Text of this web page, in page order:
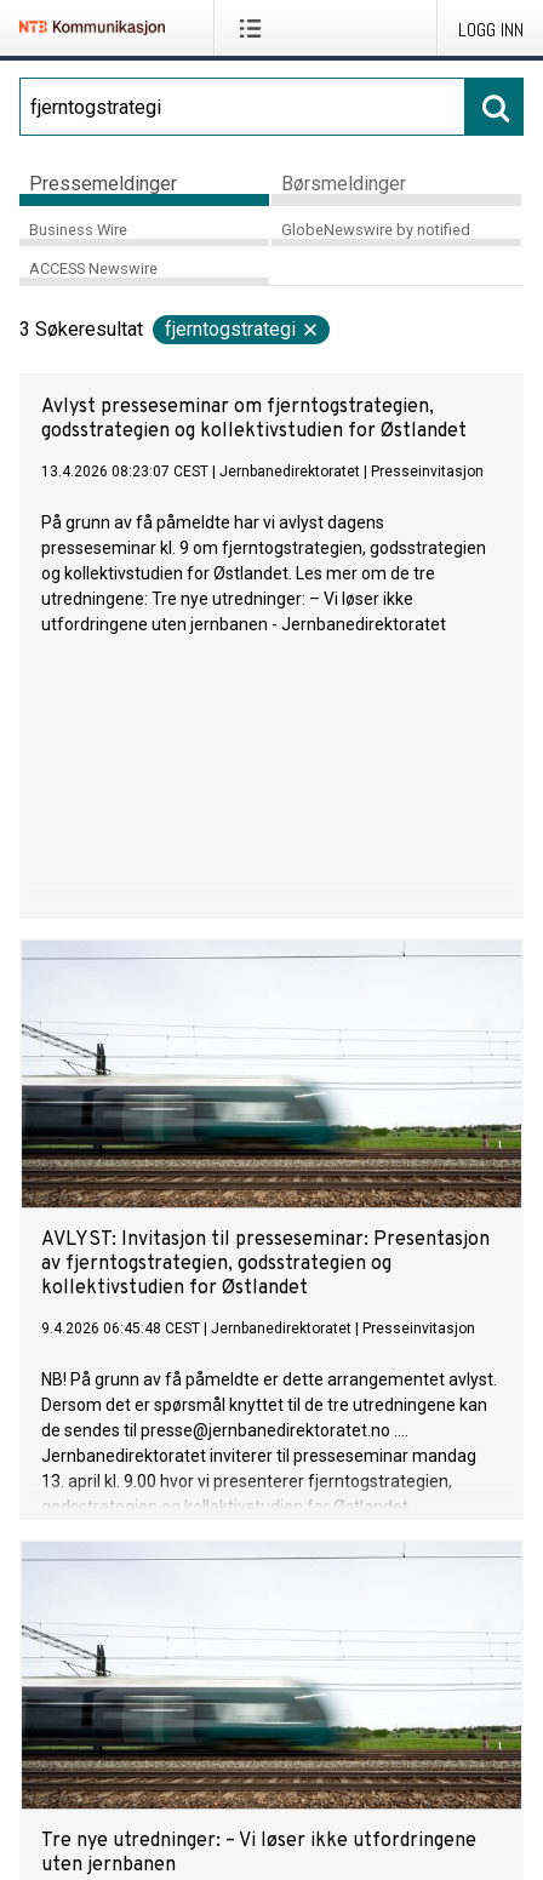
LOGG INN
Pressemeldinger Børsmeldinger
Business Wire GlobeNewswire by notified
ACCESS Newswire
3 Søkeresultat fjerntogstrategi
Avlyst presseseminar om fjerntogstrategien,
godsstrategien og kollektivstudien for Østlandet
13.4.2026 08:23:07 CEST Jernbanedirektoratet Presseinvitasjon
På grunn av få påmeldte har vi avlyst dagens
presseseminar kl. 9 om fjerntogstrategien, godsstrategien
og kollektivstudien for Østlandet. Les mer om de tre
utredningene: Tre nye utredninger: – Vi løser ikke
utfordringene uten jernbanen - Jernbanedirektoratet
AVLYST: Invitasjon til presseseminar: Presentasjon
av fjerntogstrategien, godsstrategien og
kollektivstudien for Østlandet
9.4.2026 06:45:48 CEST Jernbanedirektoratet Presseinvitasjon
NB! På grunn av få påmeldte er dette arrangementet avlyst.
Dersom det er spørsmål knyttet til de tre utredningene kan
de sendes til presse@jernbanedirektoratet.no ....
Jernbanedirektoratet inviterer til presseseminar mandag
13. april kl. 9.00 hvor vi presenterer fjerntogstrategien,
godsstrategien og kollektivstudien for Østlandet.
Tre nye utredninger: – Vi løser ikke utfordringene
uten jernbanen